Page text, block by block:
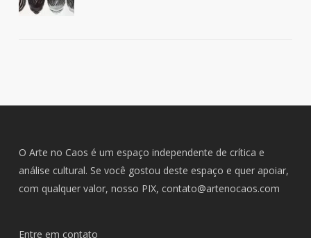
O Arte no Caos é um espaço independente de crítica e
análise cultural. Se você gostou deste espaço e quer apoiar,
com qualquer valor, nosso PIX, contato@artenocaos.com
Entre em contato